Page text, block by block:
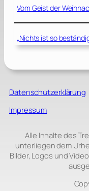
Vom Geist der
„Nichts ist so
Datenschutzerklärung
Impressum
Alle Inhalte des
unterliegen dem
Bilder, Logos und